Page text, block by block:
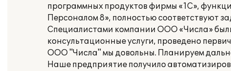
программных продуктов фирмы «1С»,
Персоналом 8», полностью соответствуют
Специалистами компании ООО «Числа»
консультационные услуги, проведено
ООО "Числа" мы довольны. Планируем
Наше предприятие получило